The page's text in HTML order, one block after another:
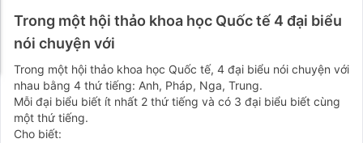
Trong một hội thảo khoa học Quốc tế 4 đại biểu
nói chuyện với
Trong một hội thảo khoa học Quốc tế, 4 đại biểu nói chuyện với
nhau bằng 4 thứ tiếng: Anh, Pháp, Nga, Trung.
Mỗi đại biểu biết ít nhất 2 thứ tiếng và có 3 đại biểu biết cùng
một thứ tiếng.
Cho biết: